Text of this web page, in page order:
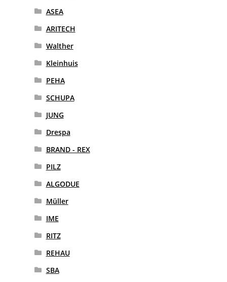
ASEA
ARITECH
Walther
Kleinhuis
PEHA
SCHUPA
JUNG
Drespa
BRAND - REX
PILZ
ALGODUE
Müller
IME
RITZ
REHAU
SBA